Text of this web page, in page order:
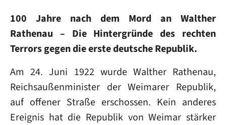
100 Jahre nach dem Mord an Walther
Rathenau – Die Hintergründe des rechten
Terrors gegen die erste deutsche Republik.
Am 24. Juni 1922 wurde Walther Rathenau,
Reichsaußenminister der Weimarer Republik,
auf offener Straße erschossen. Kein anderes
Ereignis hat die Republik von Weimar stärker